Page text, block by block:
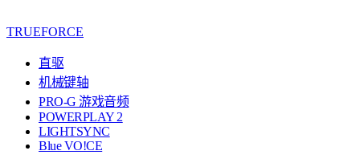
TRUEFORCE
直驱
机械键轴
PRO-G 游戏音频
POWERPLAY 2
LIGHTSYNC
Blue VO!CE